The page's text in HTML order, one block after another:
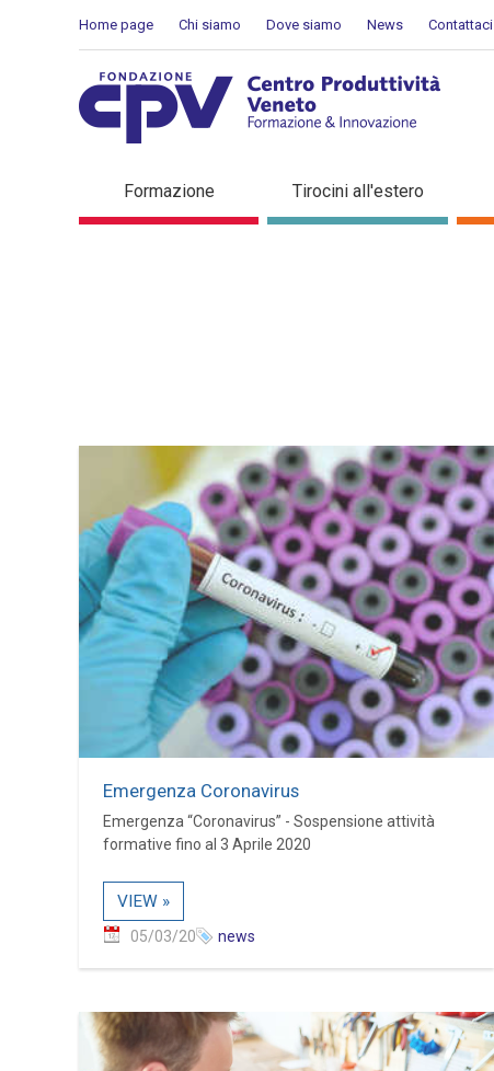
Home page Chi siamo Dove siamo News Contattaci
Dettaglio in evidenza
Formazione Tirocini all'estero
Emergenza Coronavirus
Emergenza “Coronavirus” - Sospensione attività
formative fino al 3 Aprile 2020
VIEW »
05/03/20 news